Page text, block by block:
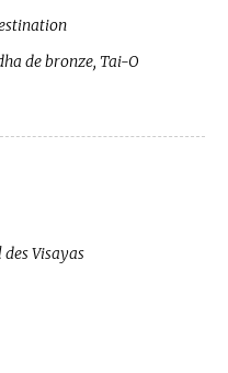
de bronze, Tai-O
Visayas